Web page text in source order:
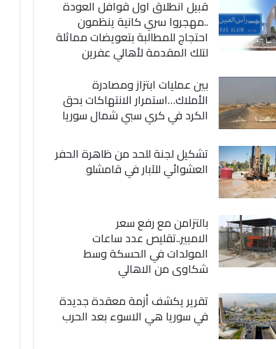
قبيل انطلاق اول قوافل العودة
..مهجروا سري كانية ينظمون
احتجاج للمطالبة بتعويضات مماثلة
لتلك المقدمة لأهالي عفرين
بين عمليات ابتزاز ومصادرة
الأملاك…استمرار الانتهاكات بحق
الكرد في كري سبي شمال سوريا
تشكيل لجنة للحد من ظاهرة الحفر
العشوائي للآبار في قامشلو
بالتزامن مع رفع سعر
الامبير..تقليص عدد ساعات
المولدات في الحسكة وسط
شكاوى من الاهالي
تقرير يكشف أزمة معقدة جديدة
في سوريا هي الاسوء بعد الحرب